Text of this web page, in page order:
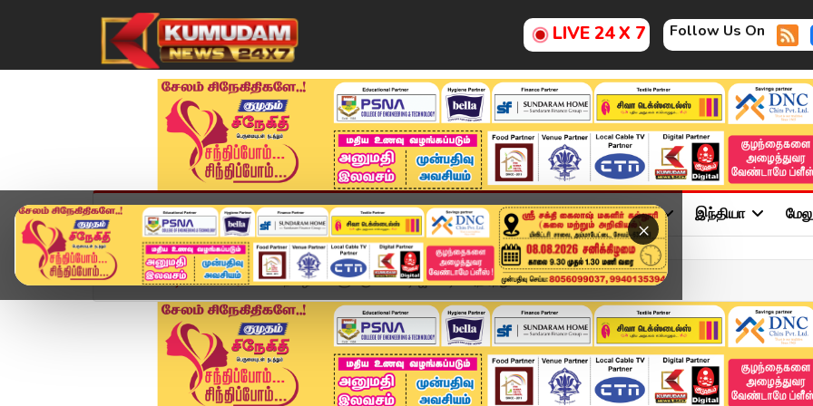
LIVE 24 X 7 Follow Us On
×
முகப்பு விளையாட்டு அண்மை தமிழ்நாடு சினிமா அரசியல் விளையாட்டு இந்தியா
Home வீடியோ ஸ்டோரி சுபநிகழ்ச்சிகளுக்கு 5 கோடி ஜிஎஸ்டி.. அதிர்ந்து ...